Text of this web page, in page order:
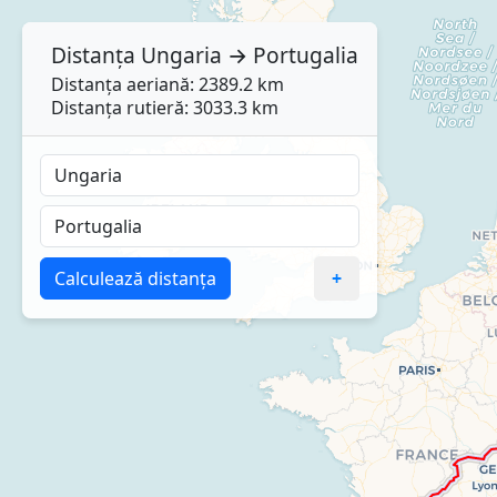
Distanța Ungaria → Portugalia
Distanța aeriană: 2389.2 km
Distanța rutieră: 3033.3 km
Calculează distanța +